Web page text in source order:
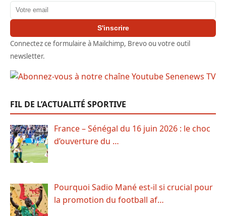
Adresse email
S'inscrire
Connectez ce formulaire à Mailchimp, Brevo ou votre outil
newsletter.
FIL DE L’ACTUALITÉ SPORTIVE
France – Sénégal du 16 juin 2026 : le choc
d’ouverture du …
Pourquoi Sadio Mané est-il si crucial pour
la promotion du football af…